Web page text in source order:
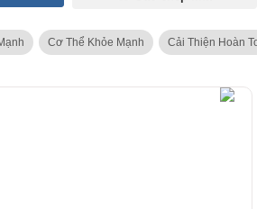
Cơ Thể Khỏe Mạnh Cải Thiện Hoàn